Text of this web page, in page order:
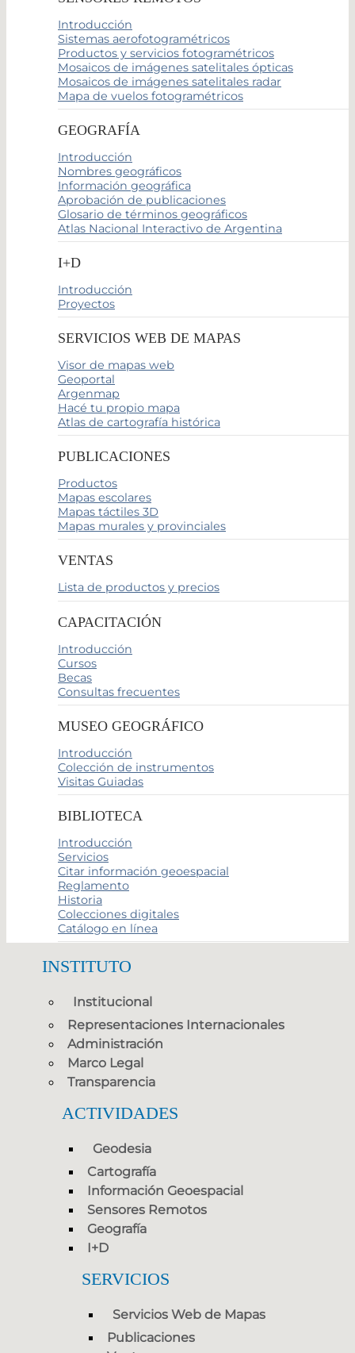
Introducción
Sistemas aerofotogramétricos
Productos y servicios fotogramétricos
Mosaicos de imágenes satelitales ópticas
Mosaicos de imágenes satelitales radar
Mapa de vuelos fotogramétricos
GEOGRAFÍA
Introducción
Nombres geográficos
Información geográfica
Aprobación de publicaciones
Glosario de términos geográficos
Atlas Nacional Interactivo de Argentina
I+D
Introducción
Proyectos
SERVICIOS WEB DE MAPAS
Visor de mapas web
Geoportal
Argenmap
Hacé tu propio mapa
Atlas de cartografía histórica
PUBLICACIONES
Productos
Mapas escolares
Mapas táctiles 3D
Mapas murales y provinciales
VENTAS
Lista de productos y precios
CAPACITACIÓN
Introducción
Cursos
Becas
Consultas frecuentes
MUSEO GEOGRÁFICO
Introducción
Colección de instrumentos
Visitas Guiadas
BIBLIOTECA
Introducción
Servicios
Citar información geoespacial
Reglamento
Historia
Colecciones digitales
Catálogo en línea
INSTITUTO
Institucional
Representaciones Internacionales
Administración
Marco Legal
Transparencia
ACTIVIDADES
Geodesia
Cartografía
Información Geoespacial
Sensores Remotos
Geografía
I+D
SERVICIOS
Servicios Web de Mapas
Publicaciones